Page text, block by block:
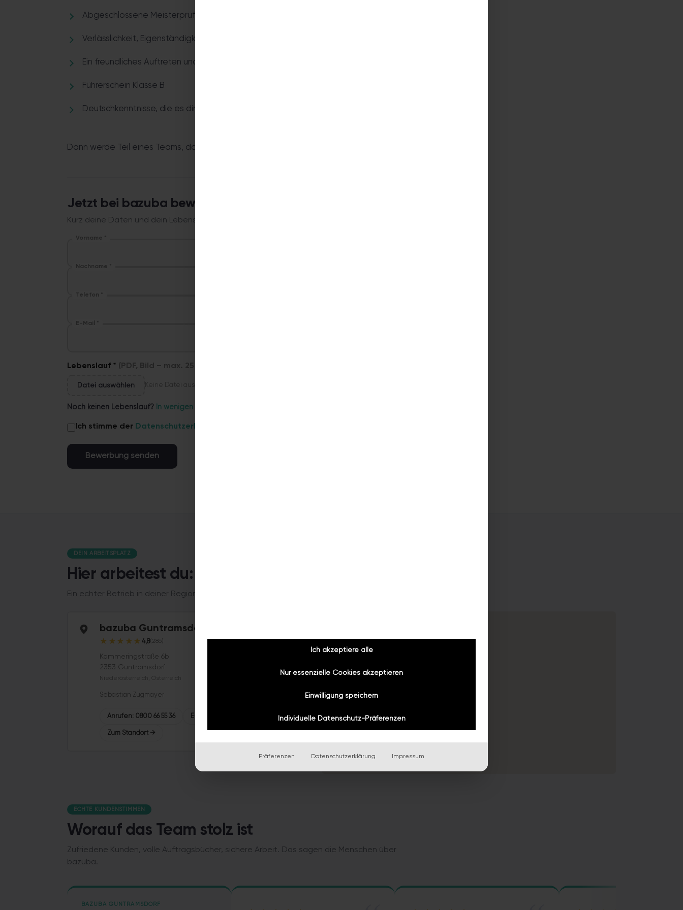
Abgeschlossene Meisterprüfung ist ein Plus, aber kein Muss
Verlässlichkeit, Eigenständigkeit und Teamgeist
Ein freundliches Auftreten und Sinn für Qualität
Führerschein Klasse B
Deutschkenntnisse, die es dir ermöglichen mit Kunden und Kollegen klar zu kommunizieren
Dann werde Teil eines Teams, das mit Leidenschaft arbeitet und Bäder zum Wohlfühlen schafft.
Jetzt bei bazuba bewerben
Kurz deine Daten und dein Lebenslauf. Wir melden uns persönlich zurück.
Vorname *
Nachname *
Telefon *
E-Mail *
Lebenslauf * (PDF, Bild – max. 25 MB)
Datei auswählen
Noch keinen Lebenslauf? In wenigen Minuten kostenlos einen als PDF erstellen →
Ich stimme der Datenschutzerklärung
Bewerbung senden
DEIN ARBEITSPLATZ
Hier arbeitest du: bazuba Guntramsdorf
Ein echter Betrieb in deiner Region, kein anonymes Großunternehmen. So findest du uns.
bazuba Guntramsdorf
★ ★ ★ ★ ★4,8 (286)
Kammeringstraße 6b
2353 Guntramsdorf
Sebastian Zugmayer
Anrufen: 0800 66 55 36 E-Mail
Zum Standort →
ECHTE KUNDENSTIMMEN
Worauf das Team stolz ist
Zufriedene Kunden, volle Auftragsbücher, sichere Arbeit. Das sagen die Menschen über
bazuba.
BAZUBA GUNTRAMSDORF
Ich akzeptiere alle
Nur essenzielle Cookies akzeptieren
Einwilligung speichern
Individuelle Datenschutz-Präferenzen
Präferenzen Datenschutzerklärung Impressum